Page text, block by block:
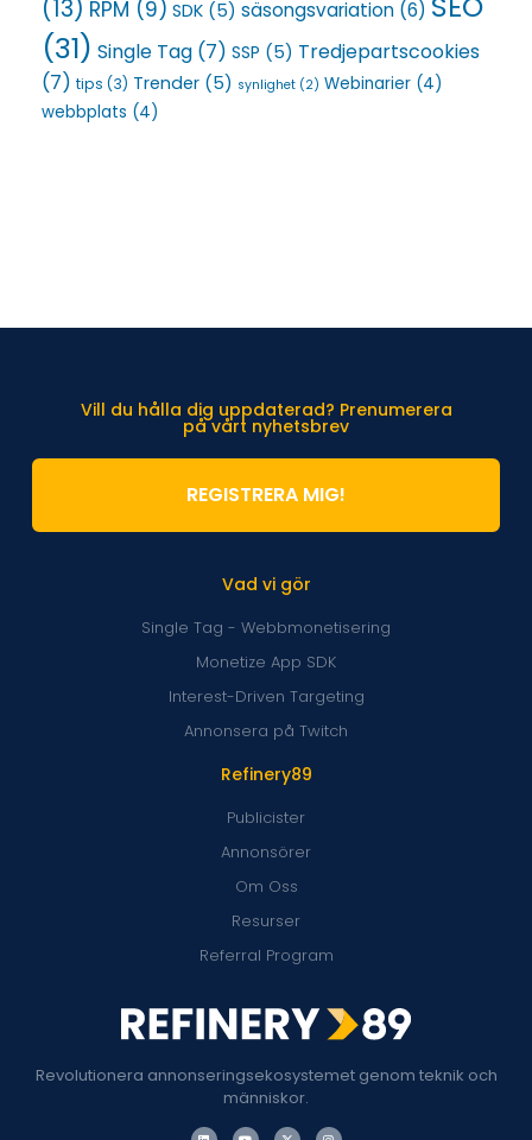
(13) RPM (9) SDK (5) säsongsvariation (6)
(31) Single Tag (7) SSP (5) Tredjepartscookies
(7) tips (3) Trender (5) synlighet (2) Webinarier (4)
webbplats (4)
Revolutionera annonseringsekosystemet genom teknik och
människor.
Refinery89
Publicister
Annonsörer
Om Oss
Resurser
Referral Program
Vad vi gör
Single Tag - Webbmonetisering
Monetize App SDK
Interest-Driven Targeting
Annonsera på Twitch
Vill du hålla dig uppdaterad? Prenumerera
på vårt nyhetsbrev
REGISTRERA MIG!